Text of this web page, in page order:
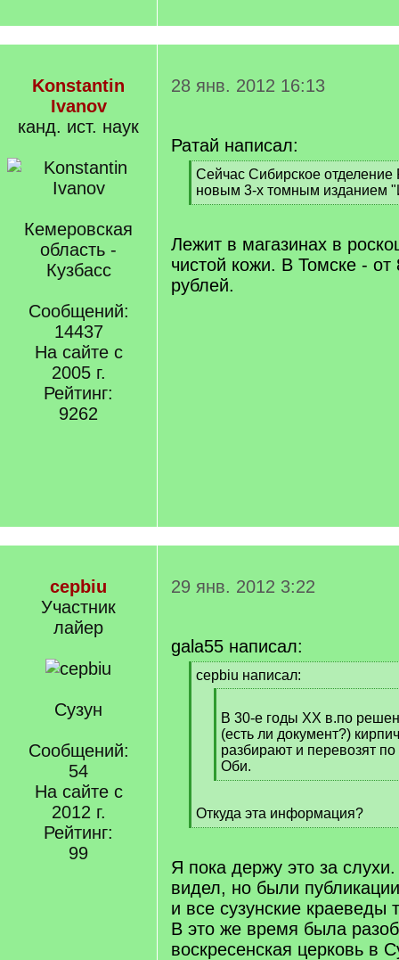
Konstantin
Ivanov
канд. ист. наук
Кемеровская
область -
Кузбасс
Сообщений:
14437
На сайте с
2005 г.
Рейтинг:
9262
28 янв. 2012 16:13
Ратай написал:
[
q
]
Сейчас Сибирское
новым 3-х томным изданием
[
q
]
Лежит в магазинах в
чистой кожи. В Томске -
рублей.
cepbiu
Участник
лайер
Сузун
Сообщений:
54
На сайте с
2012 г.
Рейтинг:
99
29 янв. 2012 3:22
gala55 написал:
[cepbiu написал:
q
]
В 30-е годы ХХ в.по
(есть ли документ?)
разбирают и перевозят
Оби.
[
q
]
Откуда эта информация?
[
q
]
Я пока держу это за
видел, но были
и все сузунские краеведы
В это же время была
воскресенская церковь в